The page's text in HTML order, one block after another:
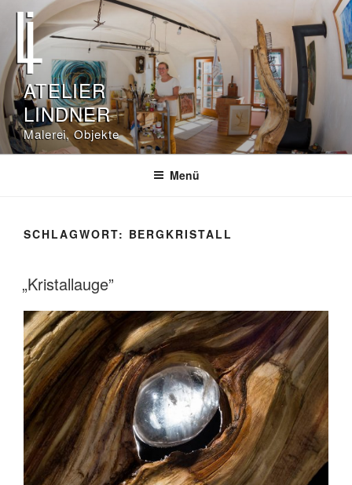
Zum
Inhalt
springen
ATELIER
LINDNER
Malerei, Objekte
Menü
SCHLAGWORT: BERGKRISTALL
„Kristallauge”